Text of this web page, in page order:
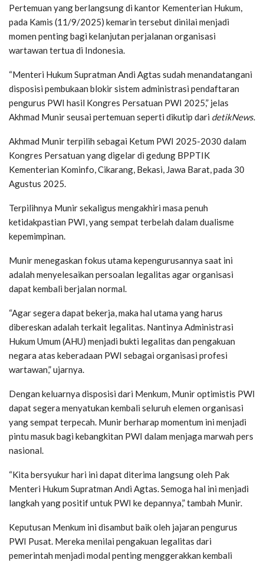
Pertemuan yang berlangsung di kantor Kementerian Hukum,
pada Kamis (11/9/2025) kemarin tersebut dinilai menjadi
momen penting bagi kelanjutan perjalanan organisasi
wartawan tertua di Indonesia.
“Menteri Hukum Supratman Andi Agtas sudah menandatangani
disposisi pembukaan blokir sistem administrasi pendaftaran
pengurus PWI hasil Kongres Persatuan PWI 2025,” jelas
Akhmad Munir seusai pertemuan seperti dikutip dari detikNews.
Akhmad Munir terpilih sebagai Ketum PWI 2025-2030 dalam
Kongres Persatuan yang digelar di gedung BPPTIK
Kementerian Kominfo, Cikarang, Bekasi, Jawa Barat, pada 30
Agustus 2025.
Terpilihnya Munir sekaligus mengakhiri masa penuh
ketidakpastian PWI, yang sempat terbelah dalam dualisme
kepemimpinan.
Munir menegaskan fokus utama kepengurusannya saat ini
adalah menyelesaikan persoalan legalitas agar organisasi
dapat kembali berjalan normal.
“Agar segera dapat bekerja, maka hal utama yang harus
dibereskan adalah terkait legalitas. Nantinya Administrasi
Hukum Umum (AHU) menjadi bukti legalitas dan pengakuan
negara atas keberadaan PWI sebagai organisasi profesi
wartawan,” ujarnya.
Dengan keluarnya disposisi dari Menkum, Munir optimistis PWI
dapat segera menyatukan kembali seluruh elemen organisasi
yang sempat terpecah. Munir berharap momentum ini menjadi
pintu masuk bagi kebangkitan PWI dalam menjaga marwah pers
nasional.
“Kita bersyukur hari ini dapat diterima langsung oleh Pak
Menteri Hukum Supratman Andi Agtas. Semoga hal ini menjadi
langkah yang positif untuk PWI ke depannya,” tambah Munir.
Keputusan Menkum ini disambut baik oleh jajaran pengurus
PWI Pusat. Mereka menilai pengakuan legalitas dari
pemerintah menjadi modal penting menggerakkan kembali